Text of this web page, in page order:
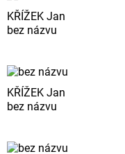
KŘÍŽEK Jan
bez názvu
KŘÍŽEK Jan
bez názvu